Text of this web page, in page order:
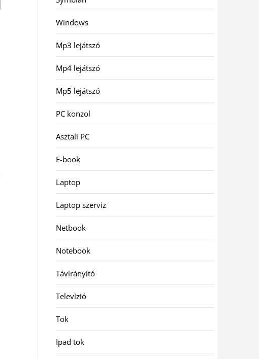
Windows
Mp3 lejátszó
Mp4 lejátszó
Mp5 lejátszó
PC konzol
Asztali PC
E-book
Laptop
Laptop szerviz
Netbook
Notebook
Távirányító
Televízió
Tok
Ipad tok